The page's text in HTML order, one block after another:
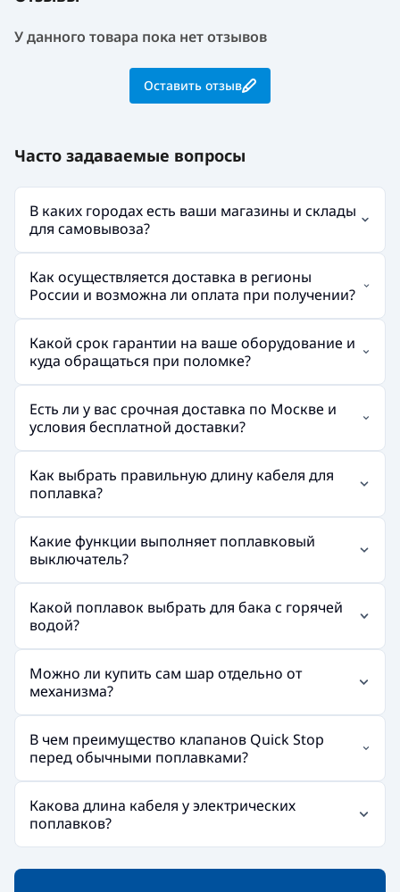
У данного товара пока нет отзывов
Оставить отзыв
Часто задаваемые вопросы
В каких городах есть ваши магазины и склады
для самовывоза?
Как осуществляется доставка в регионы
России и возможна ли оплата при получении?
Какой срок гарантии на ваше оборудование и
куда обращаться при поломке?
Есть ли у вас срочная доставка по Москве и
условия бесплатной доставки?
Как выбрать правильную длину кабеля для
поплавка?
Какие функции выполняет поплавковый
выключатель?
Какой поплавок выбрать для бака с горячей
водой?
Можно ли купить сам шар отдельно от
механизма?
В чем преимущество клапанов Quick Stop
перед обычными поплавками?
Какова длина кабеля у электрических
поплавков?